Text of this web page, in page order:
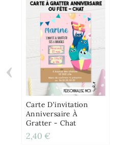
Carte D'invitation
Anniversaire À
Gratter - Chat
2,40 €
‹